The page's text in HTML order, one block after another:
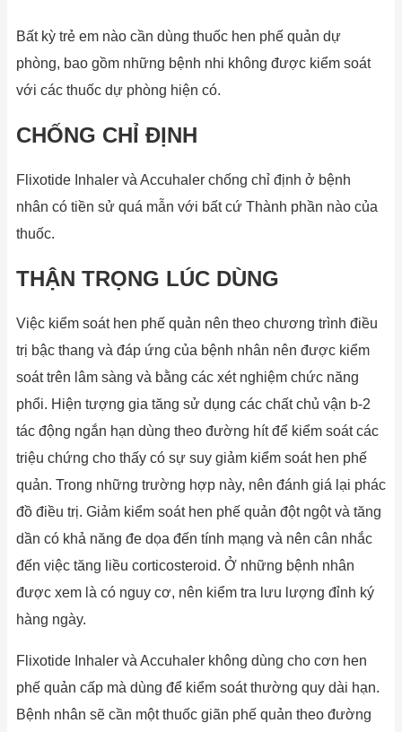
Bất kỳ trẻ em nào cần dùng thuốc hen phế quản dự
phòng, bao gồm những bệnh nhi không được kiểm soát
với các thuốc dự phòng hiện có.
CHỐNG CHỈ ĐỊNH
Flixotide Inhaler và Accuhaler chống chỉ định ở bệnh
nhân có tiền sử quá mẫn với bất cứ Thành phần nào của
thuốc.
THẬN TRỌNG LÚC DÙNG
Việc kiểm soát hen phế quản nên theo chương trình điều
trị bậc thang và đáp ứng của bệnh nhân nên được kiểm
soát trên lâm sàng và bằng các xét nghiệm chức năng
phổi. Hiện tượng gia tăng sử dụng các chất chủ vận b-2
tác động ngắn hạn dùng theo đường hít để kiểm soát các
triệu chứng cho thấy có sự suy giảm kiểm soát hen phế
quản. Trong những trường hợp này, nên đánh giá lại phác
đồ điều trị. Giảm kiểm soát hen phế quản đột ngột và tăng
dần có khả năng đe dọa đến tính mạng và nên cân nhắc
đến việc tăng liều corticosteroid. Ở những bệnh nhân
được xem là có nguy cơ, nên kiểm tra lưu lượng đỉnh ký
hàng ngày.
Flixotide Inhaler và Accuhaler không dùng cho cơn hen
phế quản cấp mà dùng để kiểm soát thường quy dài hạn.
Bệnh nhân sẽ cần một thuốc giãn phế quản theo đường